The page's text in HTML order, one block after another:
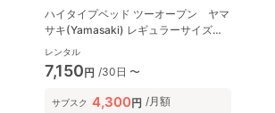
ハイタイプベッド ツーオープン ヤマ
サキ(Yamasaki) レギュラーサイズベ
ビーベッド
レンタル
7,150円 /30日 〜
サブスク 4,300円 /月額